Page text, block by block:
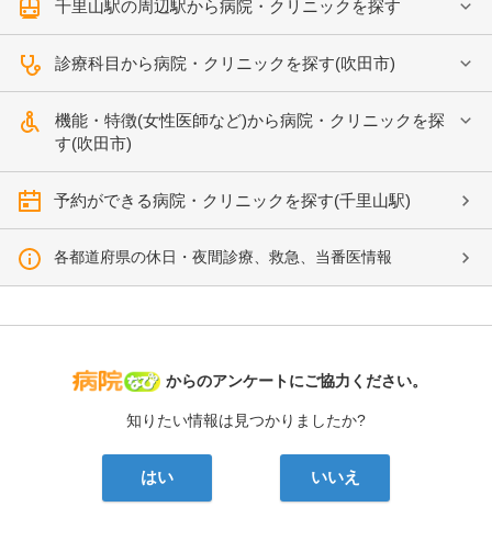
千里山駅の周辺駅から病院・クリニックを探す
診療科目から病院・クリニックを探す(吹田市)
機能・特徴(女性医師など)から病院・クリニックを探
す(吹田市)
予約ができる病院・クリニックを探す(千里山駅)
各都道府県の休日・夜間診療、救急、当番医情報
病院なび
からのアンケートにご協力ください。
知りたい情報は見つかりましたか?
はい いいえ